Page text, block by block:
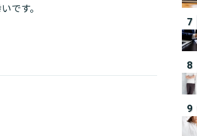
です。
7
8
9